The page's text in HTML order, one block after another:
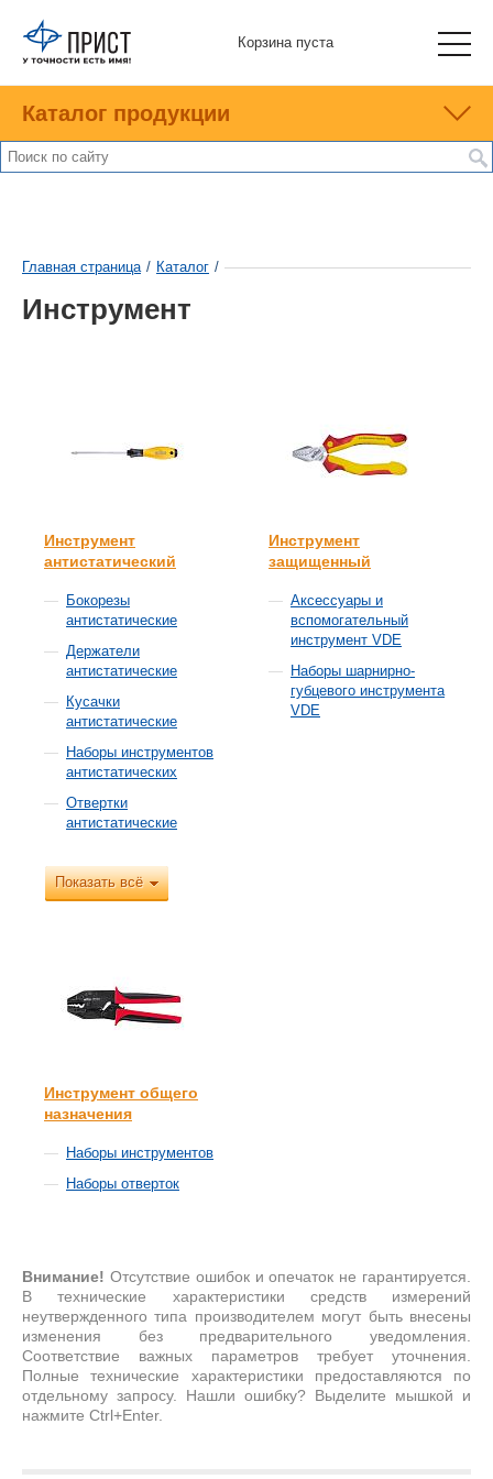
Корзина пуста
Каталог продукции
Главная страница / Каталог /
Инструмент
Инструмент
антистатический
Бокорезы
антистатические
Держатели
антистатические
Кусачки
антистатические
Наборы инструментов
антистатических
Отвертки
антистатические
Показать всё
Инструмент
защищенный
Аксессуары и
вспомогательный
инструмент VDE
Наборы шарнирно-
губцевого инструмента
VDE
Инструмент общего
назначения
Наборы инструментов
Наборы отверток
Внимание! Отсутствие ошибок и опечаток не гарантируется.
В технические характеристики средств измерений
неутвержденного типа производителем могут быть внесены
изменения без предварительного уведомления.
Соответствие важных параметров требует уточнения.
Полные технические характеристики предоставляются по
отдельному запросу. Нашли ошибку? Выделите мышкой и
нажмите Ctrl+Enter.